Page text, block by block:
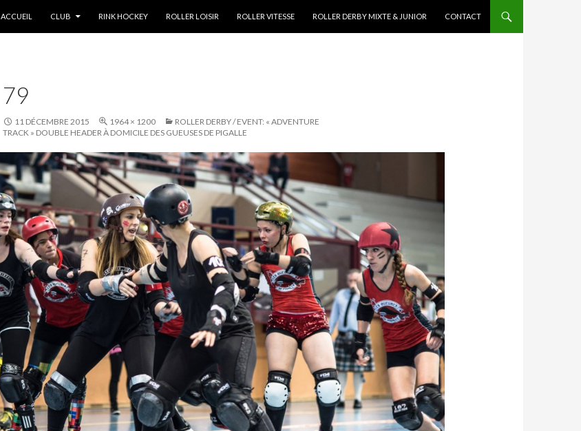
ACCUEIL
CLUB RINK HOCKEY ROLLER LOISIR ROLLER VITESSE ROLLER DERBY MIXTE & JUNIOR CONTACT
79
11 DÉCEMBRE 2015 1964 × 1200
ROLLER DERBY / EVENT: « ADVENTURE
TRACK » DOUBLE HEADER À DOMICILE DES GUEUSES DE PIGALLE